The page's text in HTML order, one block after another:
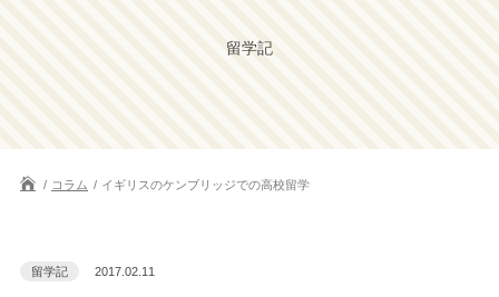
留学記
コラム イギリスのケンブリッジでの高校留学
留学記 2017.02.11